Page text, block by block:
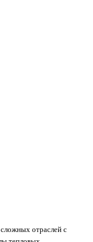
отраслей с